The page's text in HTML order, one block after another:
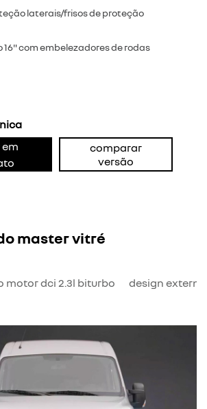
laterais/frisos de proteção
16" com embelezadores de rodas
comparar
versão
master vitré
motor dci 2.3l biturbo design externo